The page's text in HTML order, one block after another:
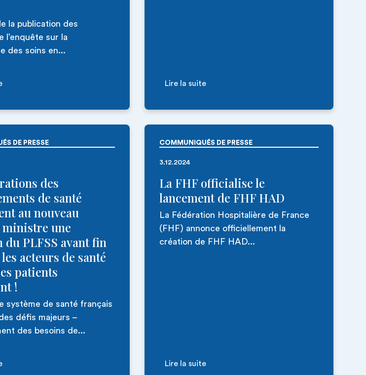
la publication des
l’enquête sur la
des soins en...
Lire la suite
DE PRESSE
des
de santé
au nouveau
une
du PLFSS avant fin
acteurs de santé
patients
!
système de santé français
défis majeurs –
des besoins de...
COMMUNIQUÉS DE PRESSE
3.12.2024
La FHF officialise le
lancement de FHF HAD
La Fédération Hospitalière de France
(FHF) annonce officiellement la
création de FHF HAD...
Lire la suite